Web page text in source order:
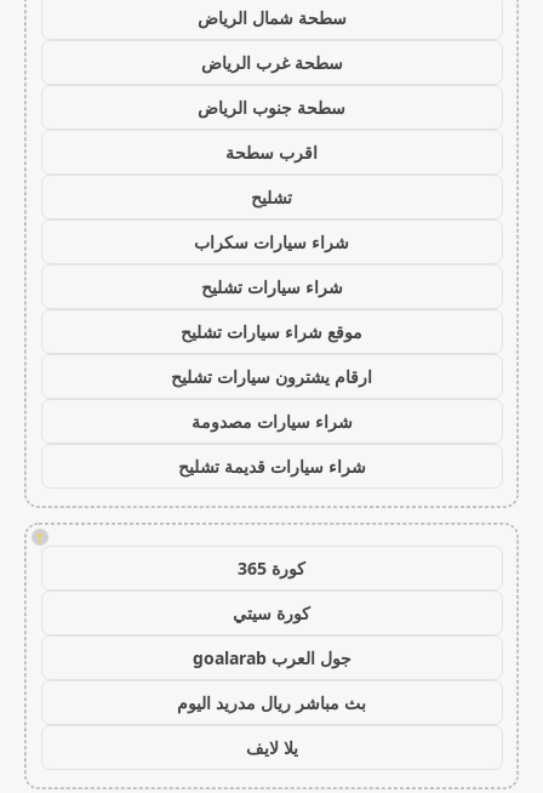
سطحة شمال الرياض
سطحة غرب الرياض
سطحة جنوب الرياض
اقرب سطحة
تشليح
شراء سيارات سكراب
شراء سيارات تشليح
موقع شراء سيارات تشليح
ارقام يشترون سيارات تشليح
شراء سيارات مصدومة
شراء سيارات قديمة تشليح
!
كورة 365
كورة سيتي
جول العرب goalarab
بث مباشر ريال مدريد اليوم
يلا لايف